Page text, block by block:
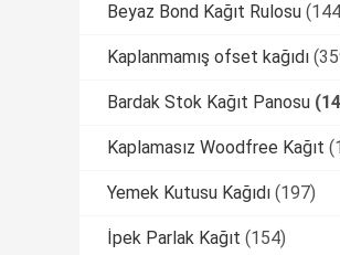
Beyaz Bond Kağıt Rulosu
Kaplanmamış ofset kağıdı
Bardak Stok Kağıt Panosu
Kaplamasız Woodfree Kağıt
Yemek Kutusu Kağıdı (197)
İpek Parlak Kağıt (154)